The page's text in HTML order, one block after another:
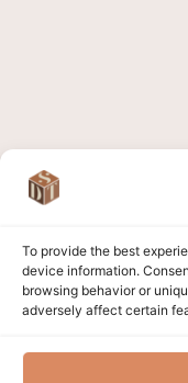
To provide the best
device information.
browsing behavior or
adversely affect certain